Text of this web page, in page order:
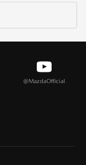
@MazdaOfficial